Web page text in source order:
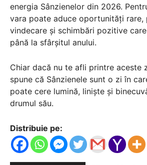
energia Sânzienelor din 2026.
vara poate aduce oportunități rare,
vindecare și schimbări pozitive
până la sfârșitul anului.
Chiar dacă nu te afli printre aceste
spune că Sânzienele sunt o zi în
poate cere lumină, liniște și
drumul său.
Distribuie pe: